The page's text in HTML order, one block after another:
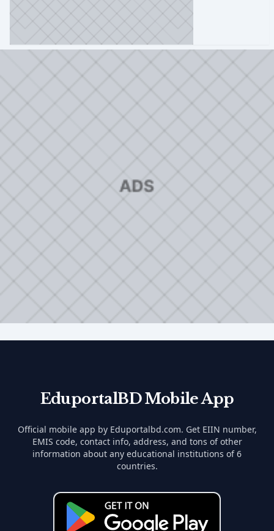
EduportalBD Mobile App
Official mobile app by Eduportalbd.com. Get EIIN number,
EMIS code, contact info, address, and tons of other
information about any educational institutions of 6
countries.